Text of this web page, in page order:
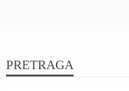
PRETRAGA